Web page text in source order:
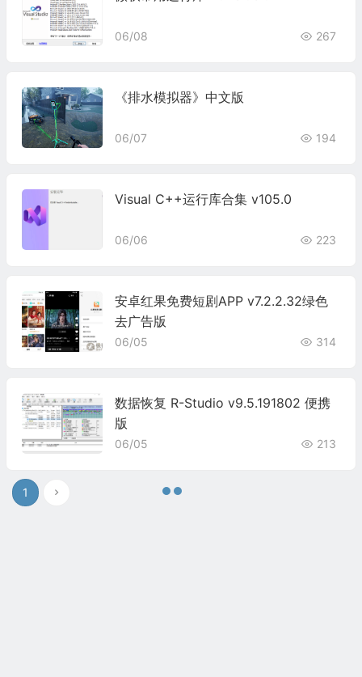
06/08 267
《排水模拟器》中文版
06/07 194
Visual C++运行库合集 v105.0
06/06 223
安卓红果免费短剧APP v7.2.2.32绿色
去广告版
06/05 314
数据恢复 R-Studio v9.5.191802 便携
版
06/05 213
1